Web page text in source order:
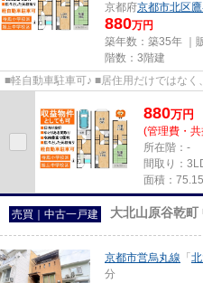
京都府京都市北区
880万円
築年数：築35年 ｜
階数：3階建
■軽自動車駐車可♪ ■居住用だけではなく
880万円
(管理費・
所在階：-
間取り：
面積：
売買｜中古一戸建 大北山原谷乾町
京都市営烏丸線 「
分